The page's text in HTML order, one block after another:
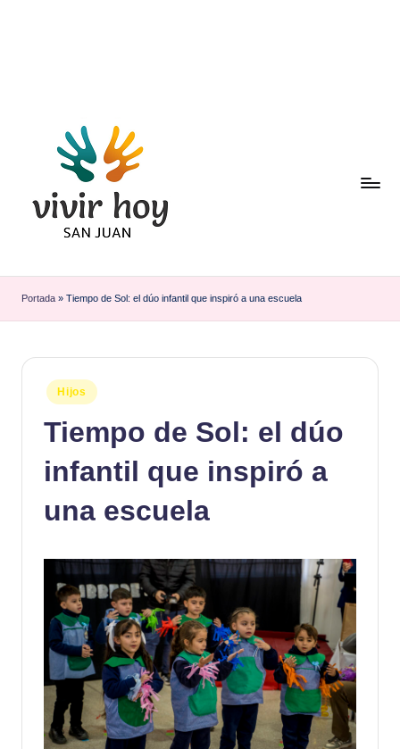
Saltar
contenido
Portada » Tiempo de Sol: el dúo infantil que inspiró a una escuela
Publicado
en
Hijos
Tiempo de Sol: el dúo
infantil que inspiró a
una escuela